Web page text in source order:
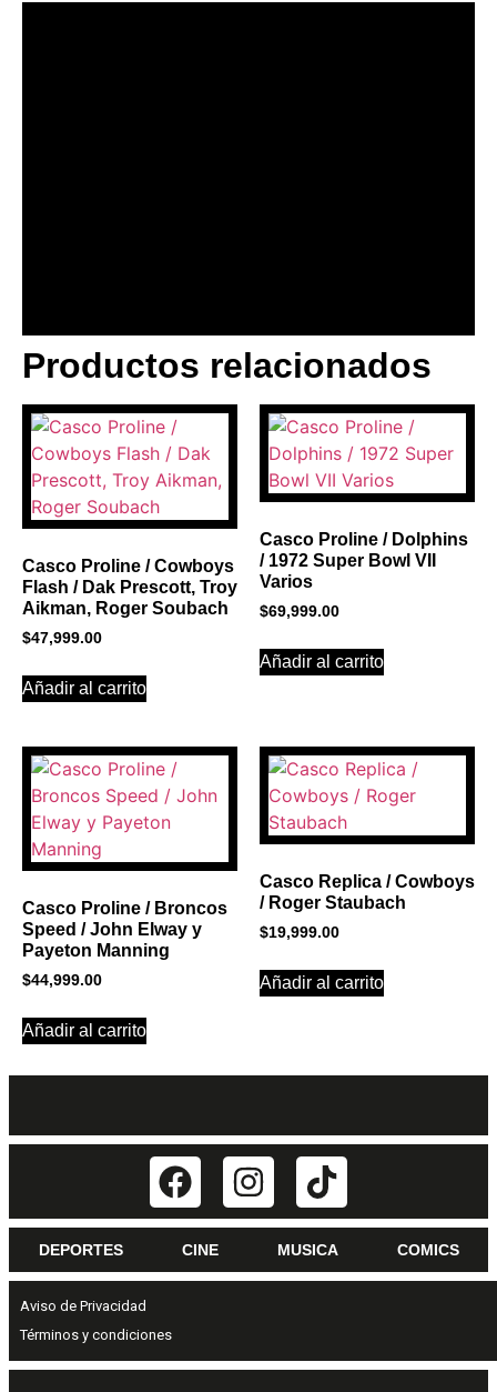
BANNER CON
PROMOCIONES 1
Click Here
Productos relacionados
Casco Proline / Cowboys
Flash / Dak Prescott, Troy
Aikman, Roger Soubach
$47,999.00
Añadir al carrito
Casco Proline / Dolphins
/ 1972 Super Bowl VII
Varios
$69,999.00
Añadir al carrito
Casco Proline / Broncos
Speed / John Elway y
Payeton Manning
$44,999.00
Añadir al carrito
Casco Replica / Cowboys
/ Roger Staubach
$19,999.00
Añadir al carrito
DEPORTES CINE MUSICA COMICS
Aviso de Privacidad
Términos y condiciones